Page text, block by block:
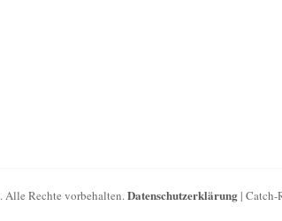
. Alle Rechte vorbehalten.Datenschutzerklärung |